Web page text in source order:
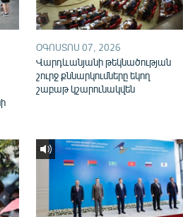
ՕԳՈՍՏՈՍ 07, 2026
Վարդևանյանի թեկնածության
շուրջ քննարկումները եկող
շաբաթ կշարունակվեն